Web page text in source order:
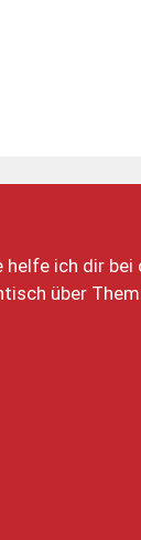
helfe ich dir
über